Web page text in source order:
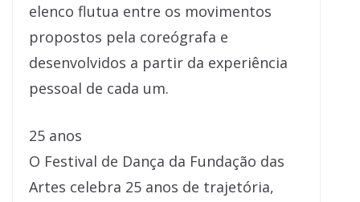
elenco flutua entre os movimentos
propostos pela coreógrafa e
desenvolvidos a partir da experiência
pessoal de cada um.
25 anos
O Festival de Dança da Fundação das
Artes celebra 25 anos de trajetória,